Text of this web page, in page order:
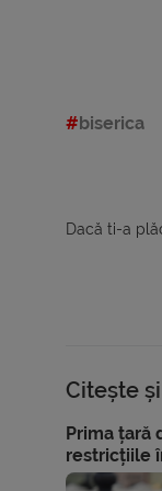
biserica
Dacă ti-a
Citește și
Prima țară
restricțiile